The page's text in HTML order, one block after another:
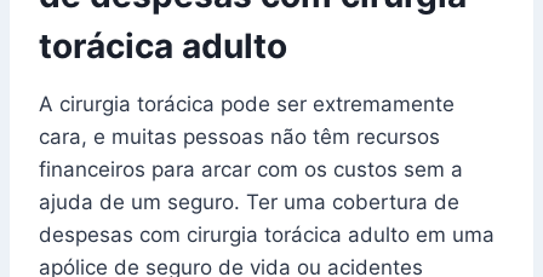
torácica adulto
A cirurgia torácica pode ser extremamente
cara, e muitas pessoas não têm recursos
financeiros para arcar com os custos sem a
ajuda de um seguro. Ter uma cobertura de
despesas com cirurgia torácica adulto em uma
apólice de seguro de vida ou acidentes